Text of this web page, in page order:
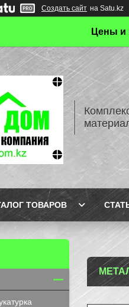
Создать сайт на Satu.kz
Цены и
ТОВАРОВ